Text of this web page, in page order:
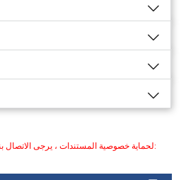
لحماية خصوصية المستندات ، يرجى الاتصال بنا للحصول على كلمة مرور التنزيل: